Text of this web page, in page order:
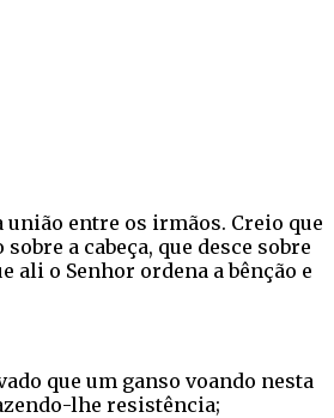
entre os irmãos. Creio que
a cabeça, que desce sobre
ali o Senhor ordena a bênção e
que um ganso voando nesta
lhe resistência;